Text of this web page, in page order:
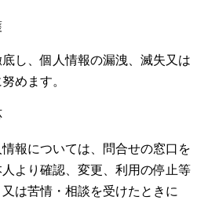
し、個人情報の漏洩、滅失又は
めます。
報については、問合せの窓口を
より確認、変更、利用の停止等
は苦情・相談を受けたときに